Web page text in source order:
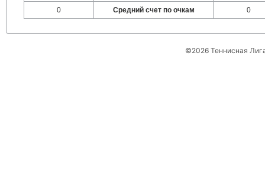
0 Средний счет по очкам 0
©2026 Теннисная